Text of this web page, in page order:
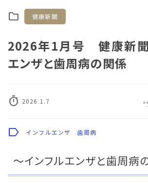
folder 健康新聞
2026年1月号 健康新
エンザと歯周病の関係
timer 2026.1.7
label インフルエンザ 歯周病
～インフルエンザと歯周病